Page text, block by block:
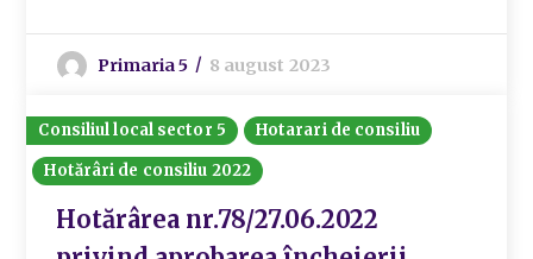
Primaria 5 8 august 2023
Consiliul local sector 5
Hotarari de consiliu
Hotărâri de consiliu 2022
Hotărârea nr.78/27.06.2022